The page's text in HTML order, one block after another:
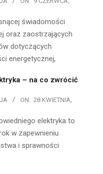
świadomości
oraz zaostrzających
dotyczących
energetycznej,
– na co zwrócić
ON: 28 KWIETNIA,
elektryka to
w zapewnieniu
i sprawności